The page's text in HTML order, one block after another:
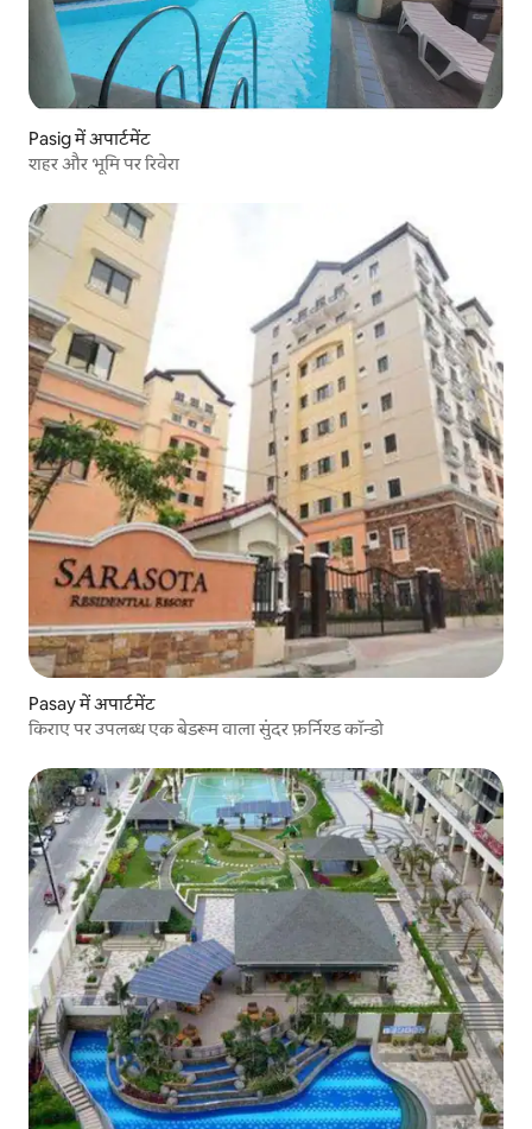
Pasig में अपार्टमेंट
शहर और भूमि पर रिवेरा
Pasay में अपार्टमेंट
किराए पर उपलब्ध एक बेडरूम वाला सुंदर फ़र्निश्ड कॉन्डो